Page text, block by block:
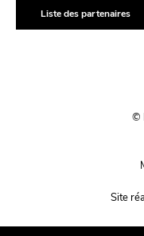
Liste des partenaires
©
Site